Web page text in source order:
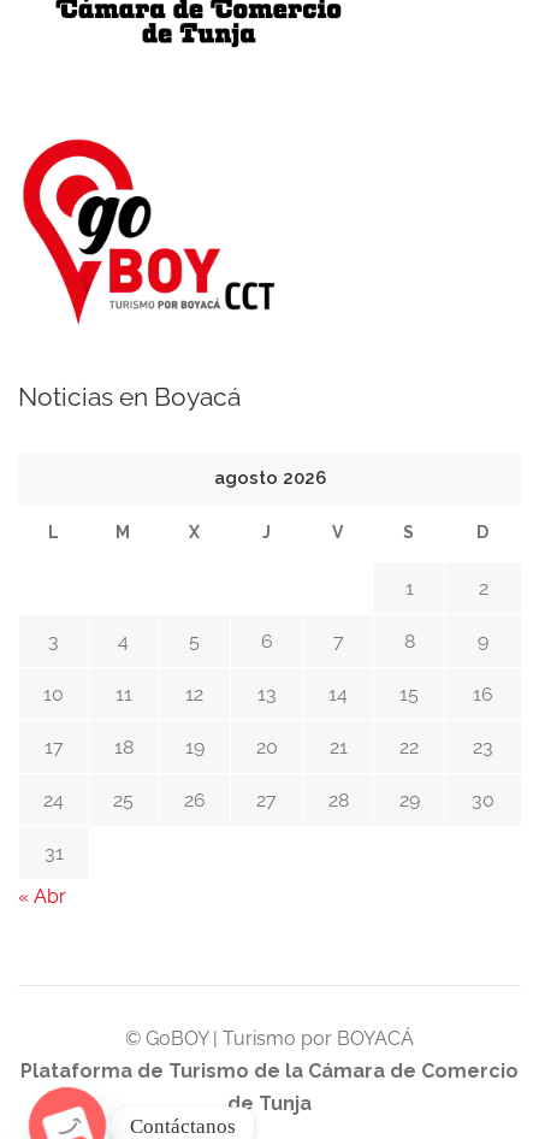
Noticias en Boyacá
agosto 2026
L M X J V S D
1 2
3 4 5 6 7 8 9
10 11 12 13 14 15 16
17 18 19 20 21 22 23
24 25 26 27 28 29 30
31
« Abr
© GoBOY | Turismo por BOYACÁ
Plataforma de Turismo de la Cámara de Comercio
de Tunja
Contáctanos